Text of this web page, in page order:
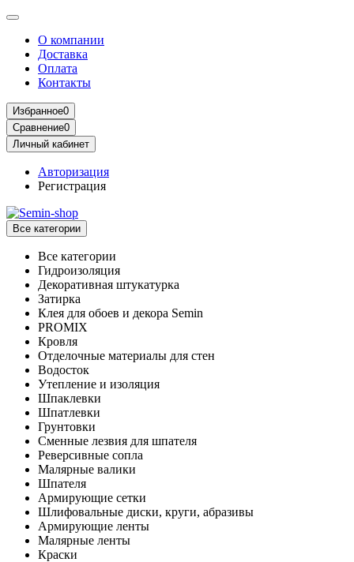
О компании
Доставка
Оплата
Контакты
Избранное0
Сравнение0
Личный кабинет
Авторизация
Регистрация
Все категории
Все категории
Гидроизоляция
Декоративная штукатурка
Затирка
Клея для обоев и декора Semin
PROMIX
Кровля
Отделочные материалы для стен
Водосток
Утепление и изоляция
Шпаклевки
Шпатлевки
Грунтовки
Сменные лезвия для шпателя
Реверсивные сопла
Малярные валики
Шпателя
Армирующие сетки
Шлифовальные диски, круги, абразивы
Армирующие ленты
Малярные ленты
Краски